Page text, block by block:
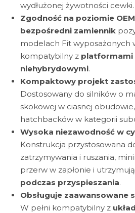
wydłużonej żywotności cewki.
Zgodność na poziomie OEM
bezpośredni zamiennik
modelach Fit wyposażonych
kompatybilny z platformami
niehybrydowymi.
Kompaktowy projekt
Dostosowany do silników o
skokowej w ciasnej
hatchbacków w kategorii
Wysoka niezawodność w
Konstrukcja przystosowana
zatrzymywania i ruszania,
przerw w zapłonie i
podczas przyspieszania.
Obsługuje zaawansowane
W pełni kompatybilny z